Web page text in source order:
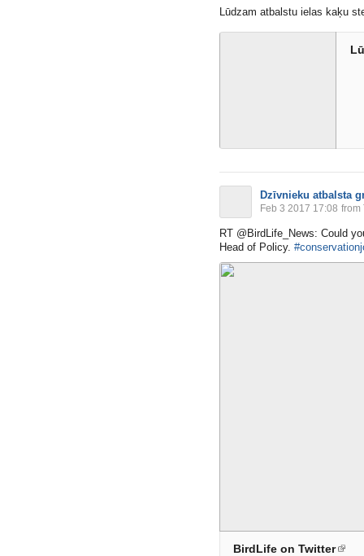
Lūdzam atbalstu ielas kaķu
Dzīvnieku atbalsta
Feb 3 2017 17:08 from
RT @BirdLife_News: Could
Head of Policy.
BirdLife on Twitter